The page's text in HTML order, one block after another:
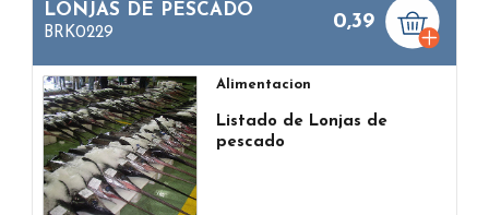
LONJAS DE PESCADO
BRK0229
0,39
Alimentacion
Listado de Lonjas de
pescado